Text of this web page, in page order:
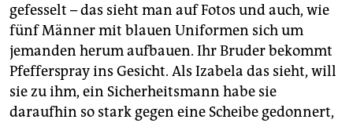
gefesselt – das sieht man auf Fotos und auch, wie
fünf Männer mit blauen Uniformen sich um
jemanden herum aufbauen. Ihr Bruder bekommt
Pfefferspray ins Gesicht. Als Izabela das sieht, will
sie zu ihm, ein Sicherheitsmann habe sie
daraufhin so stark gegen eine Scheibe gedonnert,